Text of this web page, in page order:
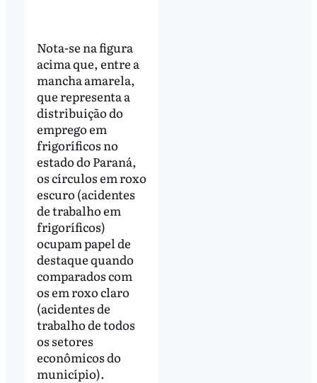
Nota-se na figura
acima que, entre a
mancha amarela,
que representa a
distribuição do
emprego em
frigoríficos no
estado do Paraná,
os círculos em roxo
escuro (acidentes
de trabalho em
frigoríficos)
ocupam papel de
destaque quando
comparados com
os em roxo claro
(acidentes de
trabalho de todos
os setores
econômicos do
município).